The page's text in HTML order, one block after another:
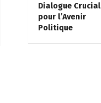
Dialogue Crucial
pour l’Avenir
Politique